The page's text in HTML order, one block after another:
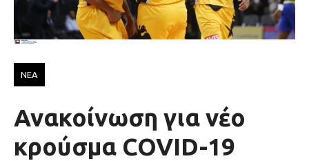
ΝΕΑ
Ανακοίνωση για νέο
κρούσμα COVID-19